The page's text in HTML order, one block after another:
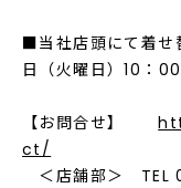
■当社店頭にて着せ
日（火曜日）10：
【お問合せ】
ct/
＜店舗部＞ TEL